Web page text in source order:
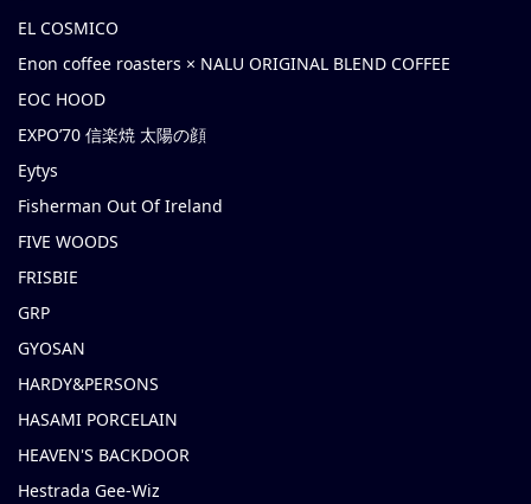
EL COSMICO
Enon coffee roasters × NALU ORIGINAL BLEND COFFEE
EOC HOOD
EXPO’70 信楽焼 太陽の顔
Eytys
Fisherman Out Of Ireland
FIVE WOODS
FRISBIE
GRP
GYOSAN
HARDY&PERSONS
HASAMI PORCELAIN
HEAVEN'S BACKDOOR
Hestrada Gee-Wiz